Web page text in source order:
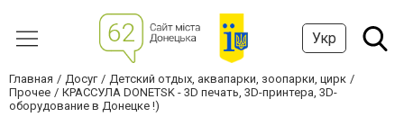
Укр
Главная Досуг
Детский отдых, аквапарки, зоопарки, цирк
Прочее
КРАССУЛА DONETSK - 3D печать, 3D-принтера, 3D-
оборудование в Донецке !)